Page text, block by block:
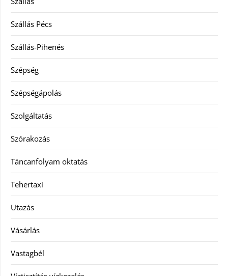
Szállás Pécs
Szállás-Pihenés
Szépség
Szépségápolás
Szolgáltatás
Szórakozás
Táncanfolyam oktatás
Tehertaxi
Utazás
Vásárlás
Vastagbél